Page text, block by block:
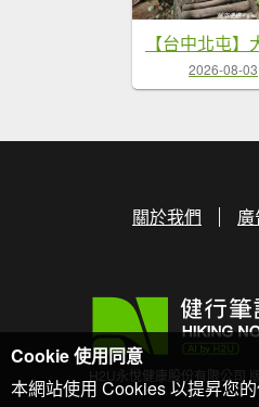
2026-08-03
關於我們
H2U永悅健康股份有限公司
Cookie 使用同意
本網站使用 Cookies 以提昇您